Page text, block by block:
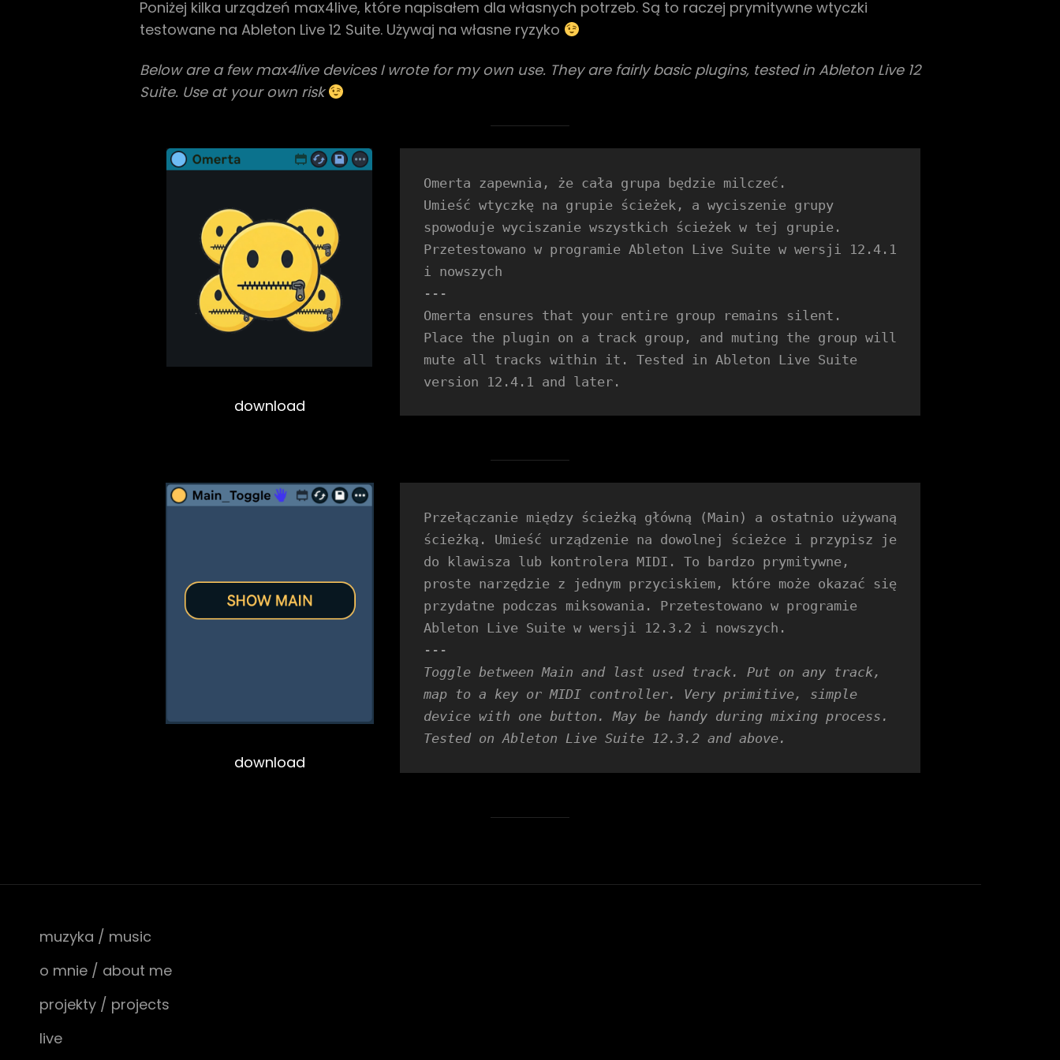
Poniżej kilka urządzeń max4live, które napisałem dla własnych potrzeb. Są to raczej prymitywne wtyczki
testowane na Ableton Live 12 Suite. Używaj na własne ryzyko
Below are a few max4live devices I wrote for my own use. They are fairly basic plugins, tested in Ableton Live 12
Suite. Use at your own risk
download
Omerta zapewnia, że ​​cała grupa będzie milczeć.
Umieść wtyczkę na grupie ścieżek, a wyciszenie grupy
spowoduje wyciszanie wszystkich ścieżek w tej grupie.
Przetestowano w programie Ableton Live Suite w wersji 12.4.1
i nowszych
---
Omerta ensures that your entire group remains silent.
Place the plugin on a track group, and muting the group will
mute all tracks within it. Tested in Ableton Live Suite
version 12.4.1 and later.
download
Przełączanie między ścieżką główną (Main) a ostatnio używaną
ścieżką. Umieść urządzenie na dowolnej ścieżce i przypisz je
do klawisza lub kontrolera MIDI. To bardzo prymitywne,
proste narzędzie z jednym przyciskiem, które może okazać się
przydatne podczas miksowania. Przetestowano w programie
Ableton Live Suite w wersji 12.3.2 i nowszych.
---
Toggle between Main and last used track. Put on any track,
map to a key or MIDI controller. Very primitive, simple
device with one button. May be handy during mixing process.
Tested on Ableton Live Suite 12.3.2 and above.
muzyka / music
o mnie / about me
projekty / projects
live